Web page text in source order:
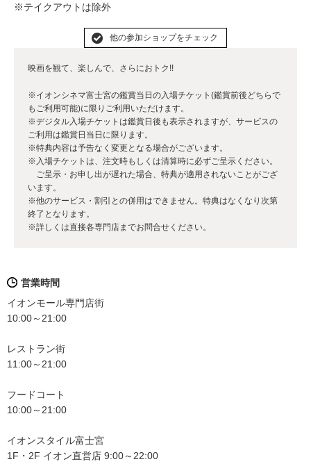
※テイクアウトは除外
他の参加ショップをチェック
映画を観て、楽しんで、さらにおトク!!
※イオンシネマ富士宮の鑑賞当日の入場チケット(鑑賞前後どちらで
もご利用可能)に限りご利用いただけます。
※デジタル入場チケットは鑑賞日後も表示されますが、サービスの
ご利用は鑑賞日当日に限ります。
※特典内容は予告なく変更となる場合がございます。
※入場チケットは、注文時もしくは清算時に必ずご呈示ください。
ご呈示・お申し出が遅れた場合、特典が適用されないことがござ
います。
※他のサービス・割引との併用はできません。特典はなくなり次第
終了となります。
※詳しくは直接各専門店までお問合せください。
営業時間
イオンモール専門店街
10:00～21:00
レストラン街
11:00～21:00
フードコート
10:00～21:00
イオンスタイル富士宮
1F・2F イオン直営店 9:00～22:00